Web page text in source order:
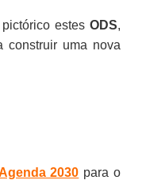
estes ODS,
construir uma nova
2030 para o